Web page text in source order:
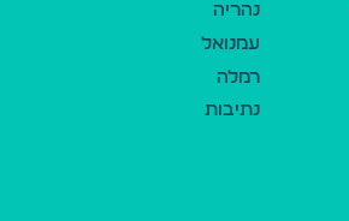
נהריה
עמנואל
רמלה
נתיבות